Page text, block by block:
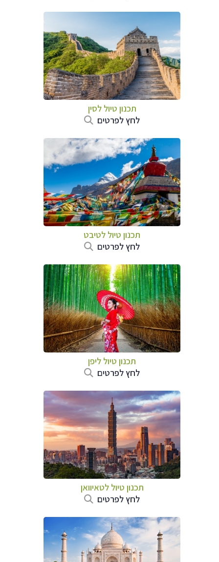
תכנון טיול לסין
לחץ לפרטים
תכנון טיול לטיבט
לחץ לפרטים
תכנון טיול ליפן
לחץ לפרטים
תכנון טיול לטאיוואן
לחץ לפרטים